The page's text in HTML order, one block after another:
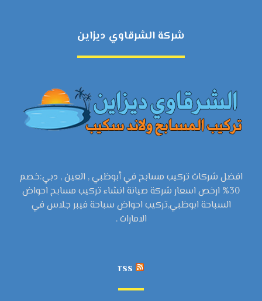
شركة الشرقاوي ديزاين
افضل شركات تركيب مسابح في أبوظبي , العين , دبي:خصم
30% ارخص اسعار شركة صيانة انشاء تركيب مسابح احواض
السباحة ابوظبي,تركيب احواض سباحة فيبر جلاس في
الامارات .
rss